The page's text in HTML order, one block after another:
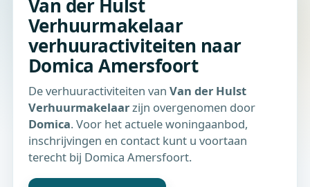
Van der Hulst
Verhuurmakelaar
verhuuractiviteiten naar
Domica Amersfoort
De verhuuractiviteiten van Van der Hulst
Verhuurmakelaarzijn overgenomen door
Domica. Voor het actuele woningaanbod,
inschrijvingen en contact kunt u voortaan
terecht bij Domica Amersfoort.